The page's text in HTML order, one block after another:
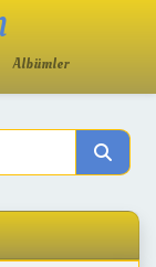
Albümler